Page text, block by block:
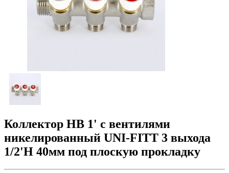
Коллектор НВ 1' с вентилями
никелированный UNI-FITT 3 выхода
1/2'Н 40мм под плоскую прокладку